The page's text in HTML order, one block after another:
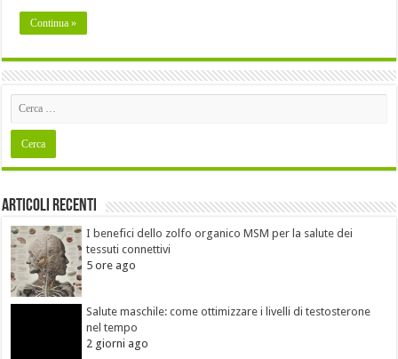
Continua »
Articoli recenti
I benefici dello zolfo organico MSM per la salute dei
tessuti connettivi
5 ore ago
Salute maschile: come ottimizzare i livelli di testosterone
nel tempo
2 giorni ago